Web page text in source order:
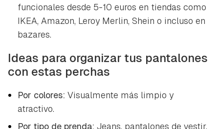
funcionales desde 5-10 euros en tiendas como
IKEA, Amazon, Leroy Merlin, Shein o incluso en
bazares.
Ideas para organizar tus pantalones
con estas perchas
Por colores: Visualmente más limpio y
atractivo.
Por tipo de prenda: Jeans, pantalones de vestir,